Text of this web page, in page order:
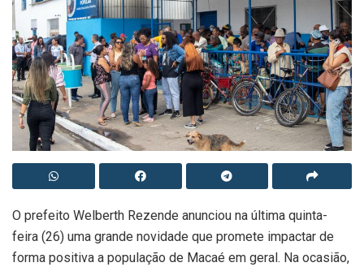
O prefeito Welberth Rezende anunciou na última quinta-
feira (26) uma grande novidade que promete impactar de
forma positiva a população de Macaé em geral. Na ocasião,